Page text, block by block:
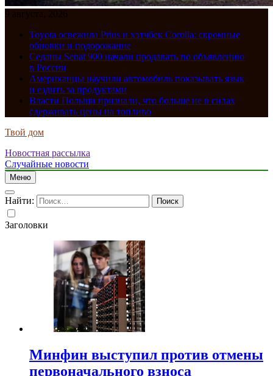
9 августа, 2026
Toyota освежила Prius и хэтчбек Corolla: скромные
обновки и подорожание
Седаны Senat 900 начали продавать по объявлению
в России
Американцы научили автомобиль показывать язык
и ездить за продуктами
Власти Польши признали, что больше не в силах
сдерживать цены на топливо
Твой дом
Новостная рассылка
Случайные новости
Меню
Найти:
Заголовки
Минфин выступил против отмены
первоначального взноса